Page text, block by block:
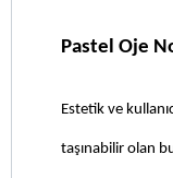
Pastel Oje
Estetik ve
taşınabilir olan